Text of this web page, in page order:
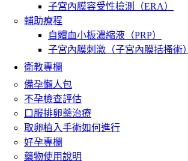
子宮內膜容受性檢測（ERA）
輔助療程
自體血小板濃縮液（PRP）
子宮內膜刺激（子宮內膜括搔術）
衛教專欄
備孕懶人包
不孕檢查評估
口服排卵藥治療
取卵植入手術如何進行
好孕專欄
藥物使用說明